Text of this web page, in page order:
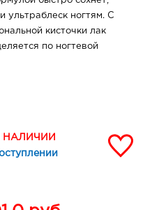
ультраблеск ногтям. С
кисточки лак
по ногтевой
НАЛИЧИИ